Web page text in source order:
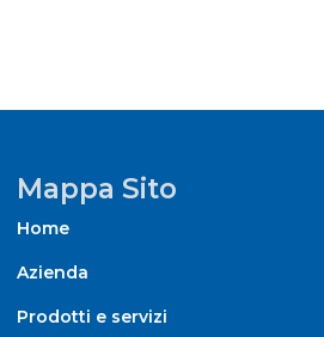
Mappa Sito
Home
Azienda
Prodotti e servizi